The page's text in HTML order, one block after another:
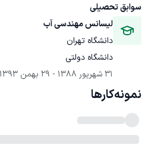
سوابق تحصیلی
لیسانس مهندسی آب
دانشگاه تهران
دانشگاه دولتی
31 شهریور 1388
- 29 بهمن 1393
نمونه‌کارها